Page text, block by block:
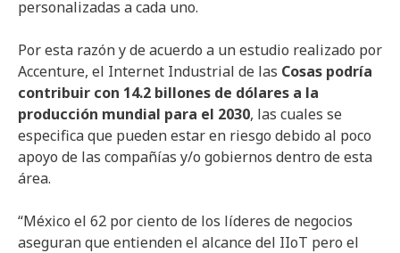
personalizadas a cada uno.
Por esta razón y de acuerdo a un estudio realizado por
Accenture, el Internet Industrial de las Cosas podría
contribuir con 14.2 billones de dólares a la
producción mundial para el 2030, las cuales se
especifica que pueden estar en riesgo debido al poco
apoyo de las compañías y/o gobiernos dentro de esta
área.
“México el 62 por ciento de los líderes de negocios
aseguran que entienden el alcance del IIoT pero el